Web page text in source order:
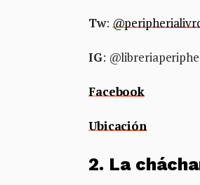
Tw:
IG:
Facebook
Ubicación
2. La